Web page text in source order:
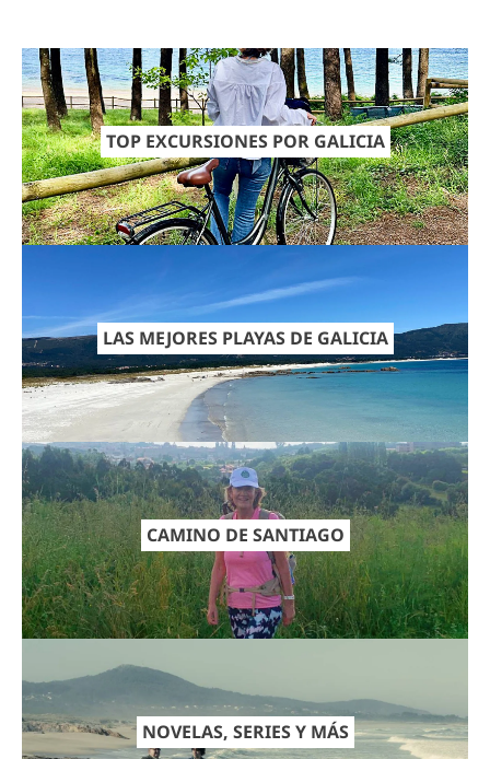
TOP EXCURSIONES POR GALICIA
LAS MEJORES PLAYAS DE GALICIA
CAMINO DE SANTIAGO
NOVELAS, SERIES Y MÁS